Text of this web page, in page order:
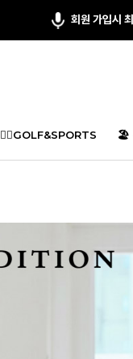
회원 가입시
🏌️‍♂️GOLF&SPORTS 🏖️